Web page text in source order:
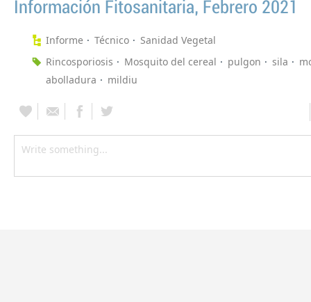
Información Fitosanitaria, Febrero 2021
Informe Técnico
Sanidad Vegetal
Rincosporiosis
Mosquito del cereal pulgon sila
abolladura
mildiu